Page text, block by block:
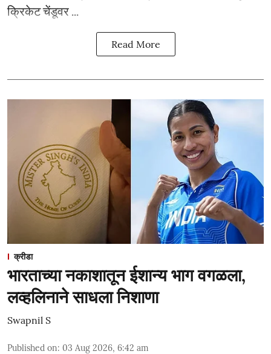
क्रिकेट चेंडूवर ...
Read More
क्रीडा
भारताच्या नकाशातून ईशान्य भाग वगळला,
लव्हलिनाने साधला निशाणा
Swapnil S
Published on: 03 Aug 2026, 6:42 am